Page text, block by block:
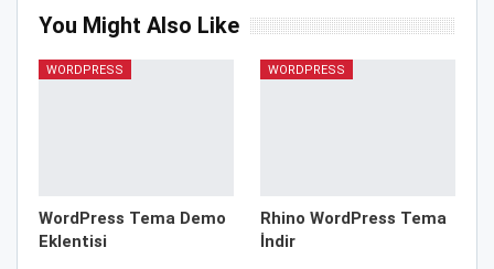
You Might Also Like
WORDPRESS
WordPress Tema Demo
Eklentisi
WORDPRESS
Rhino WordPress Tema
İndir